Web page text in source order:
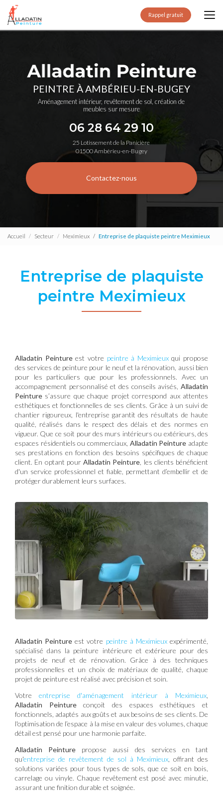
Aller
contenu
principal
Rappel gratuit
PEINTRE À AMBÉRIEU-EN-BUGEY
Aménagement intérieur, revêtement de sol, création de
meubles sur mesure
06 28 64 29 10
25 Lotissement de la Panicière
01500 Ambérieu-en-Bugey
Contactez-nous
Accueil Secteur Meximieux Entreprise de plaquiste peintre Meximieux
Entreprise de plaquiste
peintre Meximieux
Alladatin Peintureest votre peintre à Meximieuxqui propose
des services de peinture pour le neuf et la rénovation, aussi bien
pour les particuliers que pour les professionnels. Avec un
accompagnement personnalisé et des conseils avisés, Alladatin
Peinture s’assure que chaque projet correspond aux attentes
esthétiques et fonctionnelles de ses clients. Grâce à un suivi de
chantier rigoureux, l'entreprise garantit des résultats de haute
qualité, réalisés dans le respect des délais et des normes en
vigueur. Que ce soit pour des murs intérieurs ou extérieurs, des
espaces résidentiels ou commerciaux, Alladatin Peinture adapte
ses prestations en fonction des besoins spécifiques de chaque
client. En optant pourAlladatin Peinture , les clients bénéficient
d'un service professionnel et fiable, permettant d’embellir et de
protéger durablement leurs surfaces.
Alladatin Peinture est votre peintre à Meximieuxexpérimenté,
spécialisé dans la peinture intérieure et extérieure pour des
projets de neuf et de rénovation. Grâce à des techniques
professionnelles et un choix de matériaux de qualité, chaque
projet de peinture est réalisé avec précision et soin.
Votreentreprise d'aménagement intérieur à Meximieux
Alladatin Peintureconçoit des espaces esthétiques et
fonctionnels, adaptés aux goûts et aux besoins de ses clients. De
l'optimisation de l’espace à la mise en valeur des volumes, chaque
détail est pensé pour une harmonie parfaite.
Alladatin Peinture propose aussi des services en tant
qu'entreprise de revêtement de sol à Meximieux , offrant des
solutions variées pour tous types de sols, que ce soit en bois,
carrelage ou vinyle. Chaque revêtement est posé avec minutie,
assurant une finition durable et soignée.